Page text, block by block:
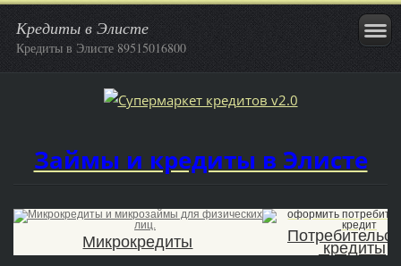
Кредиты в Элисте
Кредиты в Элисте 89515016800
Займы и кредиты в Элисте
Микрокредиты Потр
кредиты